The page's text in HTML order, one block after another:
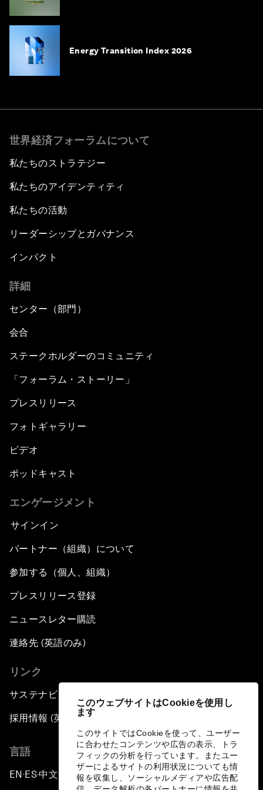
このウェブサイトはCookieを使用し
ます
このサイトではCookieを使って、ユーザー
に合わせたコンテンツや広告の表示、トラ
フィックの分析を行っています。またユー
ザーによるサイトの利用状況についても情
報を収集し、ソーシャルメディアや広告配
Energy Transition Index 2026
世界経済フォーラムについて
私たちのストラテジー
私たちのアイデンティティ
私たちの活動
リーダーシップとガバナンス
インパクト
詳細
センター（部門）
会合
ステークホルダーのコミュニティ
「フォーラム・ストーリー」
プレスリリース
フォトギャラリー
ビデオ
ポッドキャスト
エンゲージメント
サインイン
パートナー（組織）について
参加する（個人、組織）
プレスリリース登録
ニュースレター購読
連絡先 (英語のみ)
リンク
サステナビリティへの取り組み
採用情報 (英語のみ)
言語
EN ▪ ES▪中文▪ 日本語